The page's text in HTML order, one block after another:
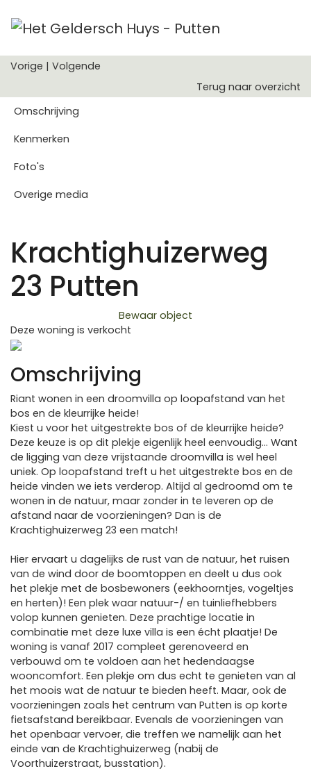
Vorige | Volgende
Terug naar overzicht
Omschrijving
Kenmerken
Foto's
Overige media
Krachtighuizerweg
23 Putten
Bewaar object
Deze woning is verkocht
Omschrijving
Riant wonen in een droomvilla op loopafstand van het
bos en de kleurrijke heide!
Kiest u voor het uitgestrekte bos of de kleurrijke heide?
Deze keuze is op dit plekje eigenlijk heel eenvoudig… Want
de ligging van deze vrijstaande droomvilla is wel heel
uniek. Op loopafstand treft u het uitgestrekte bos en de
heide vinden we iets verderop. Altijd al gedroomd om te
wonen in de natuur, maar zonder in te leveren op de
afstand naar de voorzieningen? Dan is de
Krachtighuizerweg 23 een match!
Hier ervaart u dagelijks de rust van de natuur, het ruisen
van de wind door de boomtoppen en deelt u dus ook
het plekje met de bosbewoners (eekhoorntjes, vogeltjes
en herten)! Een plek waar natuur-/ en tuinliefhebbers
volop kunnen genieten. Deze prachtige locatie in
combinatie met deze luxe villa is een écht plaatje! De
woning is vanaf 2017 compleet gerenoveerd en
verbouwd om te voldoen aan het hedendaagse
wooncomfort. Een plekje om dus echt te genieten van al
het moois wat de natuur te bieden heeft. Maar, ook de
voorzieningen zoals het centrum van Putten is op korte
fietsafstand bereikbaar. Evenals de voorzieningen van
het openbaar vervoer, die treffen we namelijk aan het
einde van de Krachtighuizerweg (nabij de
Voorthuizerstraat, busstation).